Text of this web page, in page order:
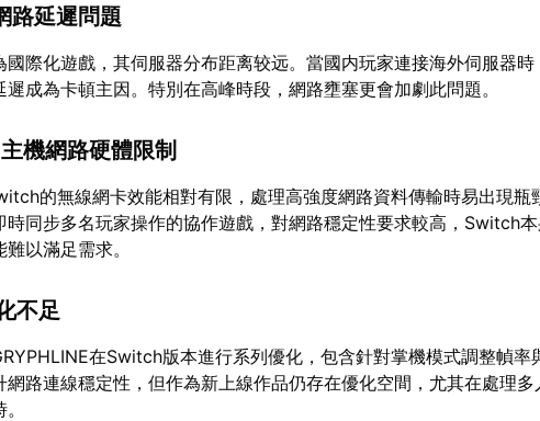
路延遲問題
國際化遊戲，其伺服器分布距离较远。當國内玩家連接海外伺服器
遲成為卡頓主因。特別在高峰時段，網路壅塞更會加劇此問題。
機網路硬體限制
的無線網卡效能相對有限，處理高強度網路資料傳輸時易出現瓶
時同步多名玩家操作的協作遊戲，對網路穩定性要求較高，Switch
以滿足需求。
不足
在Switch版本進行系列優化，包含針對掌機模式調整幀率
網路連線穩定性，但作為新上線作品仍存在優化空間，尤其在處理多